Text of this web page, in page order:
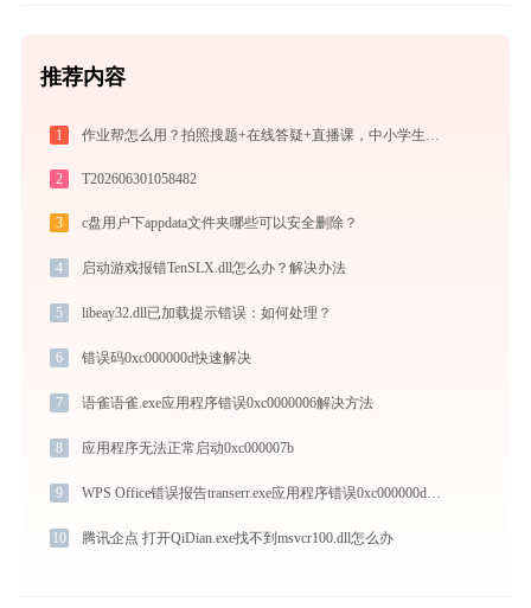
推荐内容
1
2 T202606301058482
3 c盘用户下appdata文件夹哪些可以安全删除？
4 启动游戏报错TenSLX.dll怎么办？解决办法
5 libeay32.dll已加载提示错误：如何处理？
6 错误码0xc000000d快速解决
7 语雀语雀.exe应用程序错误0xc0000006解决方法
8 应用程序无法正常启动0xc000007b
9 WPS Office错误报告transerr.exe应用程序错误0xc000000d解决方法
10 腾讯企点 打开QiDian.exe找不到msvcr100.dll怎么办